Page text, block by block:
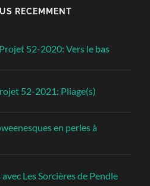
RECEMMENT
52-2020: Vers le bas
52-2021: Pliage(s)
en perles à
Les Sorcières de Pendle